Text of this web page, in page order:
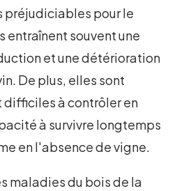
préjudiciables pour le
entraînent souvent une
et une détérioration
De plus, elles sont
à contrôler en
à survivre longtemps
en l'absence de vigne.
maladies du bois de la